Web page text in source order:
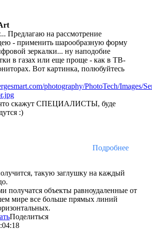
Предлагаю на рассмотрение
- применить шарообразную форму
зеркалки... ну наподобие
в газах или еще проще - как в ТВ-
Вот картинка, полюбуйтесь
photography/PhotoTech/Images/
скажут СПЕЦИАЛИСТЫ, буде
:)
Подробнее
такую заглушку на каждый
получатся объекты равноудаленные от
мире все больше прямых линий
Поделиться